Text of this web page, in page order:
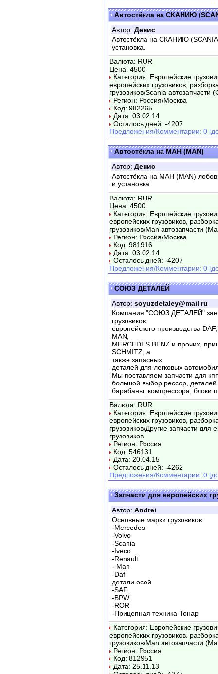
Автостёкла на СКАНИЮ
Автор: Денис
Автостёкла на СКАНИЮ
установка.
Валюта: RUR
Цена: 4500
Категория: Европейские
европейских грузовиков,
грузовиков/Scania автозапчасти
Регион: Россия/Москва
Код: 982265
Дата: 03.02.14
Осталось дней: -4207
Предложения/Комментарии: 0
Автостёкла на МАН (MAN)
Автор: Денис
Автостёкла на МАН (MAN)
и установка.
Валюта: RUR
Цена: 4500
Категория: Европейские
европейских грузовиков,
грузовиков/Man автозапчасти
Регион: Россия/Москва
Код: 981916
Дата: 03.02.14
Осталось дней: -4207
Предложения/Комментарии: 0
СОЮЗ ДЕТАЛЕЙ
Автор: soyuzdetaley@mail.ru
Компания "СОЮЗ ДЕТАЛЕЙ"
грузовиков
европейского производства
MAN,
MERCEDES BENZ и прочих,
SCHMITZ, а
также запасных
деталей для легковых
Мы поставляем запчасти для
большой выбор рессор,
барабаны, компрессора, блоки
Валюта: RUR
Категория: Европейские
европейских грузовиков,
грузовиков/Другие запчасти для
грузовиков
Регион: Россия
Код: 546131
Дата: 20.04.15
Осталось дней: -4262
Предложения/Комментарии: 0
Запчасти для европейских
Автор: Andrei
Основные марки грузовиков:
-Mercedes
-Volvo
-Scania
-Iveco
-Renault
- Man
-Daf
детали осей
-SAF
-BPW
-ROR
-Прицепная техника Тонар
Категория: Европейские
европейских грузовиков,
грузовиков/Man автозапчасти
Регион: Россия
Код: 812951
Дата: 25.11.13